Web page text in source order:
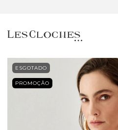
ESGOTADO
PROMOÇÃO